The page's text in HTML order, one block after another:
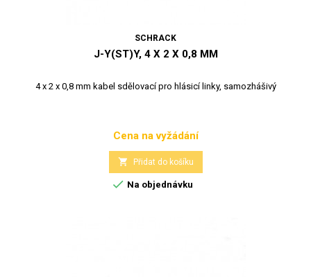
SCHRACK
J-Y(ST)Y, 4 X 2 X 0,8 MM
4 x 2 x 0,8 mm kabel sdělovací pro hlásicí linky, samozhášivý
Cena
Cena na vyžádání
 Přidat do košíku
 Na objednávku